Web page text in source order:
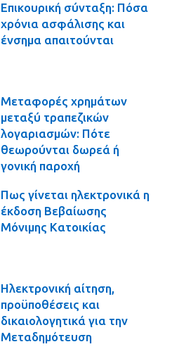
Επικουρική σύνταξη: Πόσα
χρόνια ασφάλισης και
ένσημα απαιτούνται
Μεταφορές χρημάτων
μεταξύ τραπεζικών
λογαριασμών: Πότε
θεωρούνται δωρεά ή
γονική παροχή
Πως γίνεται ηλεκτρονικά η
έκδοση Βεβαίωσης
Μόνιμης Κατοικίας
Ηλεκτρονική αίτηση,
προϋποθέσεις και
δικαιολογητικά για την
Μεταδημότευση